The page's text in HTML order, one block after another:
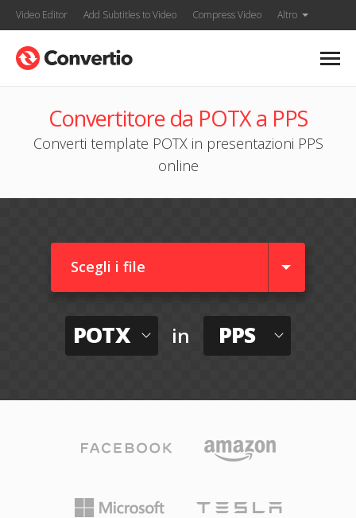
Video Editor Add Subtitles to Video Compress Video Altro
Convertitore da POTX a PPS
Converti template POTX in presentazioni PPS
online
Scegli i file
POTX in PPS